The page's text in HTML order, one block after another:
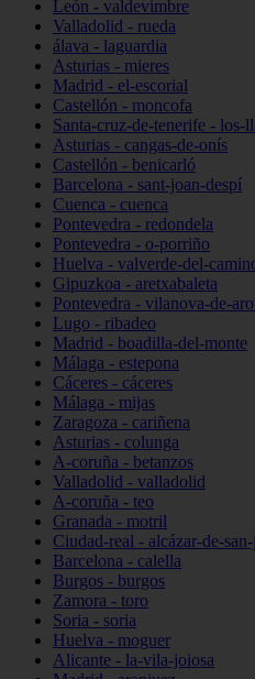
León - valdevimbre
Valladolid - rueda
álava - laguardia
Asturias - mieres
Madrid - el-escorial
Castellón - moncofa
Santa-cruz-de-tenerife - los-
Asturias - cangas-de-onís
Castellón - benicarló
Barcelona - sant-joan-despí
Cuenca - cuenca
Pontevedra - redondela
Pontevedra - o-porriño
Huelva - valverde-del-
Gipuzkoa - aretxabaleta
Pontevedra - vilanova-de-
Lugo - ribadeo
Madrid - boadilla-del-monte
Málaga - estepona
Cáceres - cáceres
Málaga - mijas
Zaragoza - cariñena
Asturias - colunga
A-coruña - betanzos
Valladolid - valladolid
A-coruña - teo
Granada - motril
Ciudad-real - alcázar-de-
Barcelona - calella
Burgos - burgos
Zamora - toro
Soria - soria
Huelva - moguer
Alicante - la-vila-joiosa